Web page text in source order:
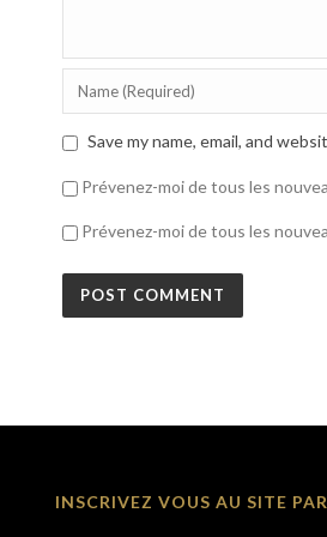
Save my name, email, and
Prévenez-moi de tous les
Prévenez-moi de tous les
INSCRIVEZ VOUS AU SITE